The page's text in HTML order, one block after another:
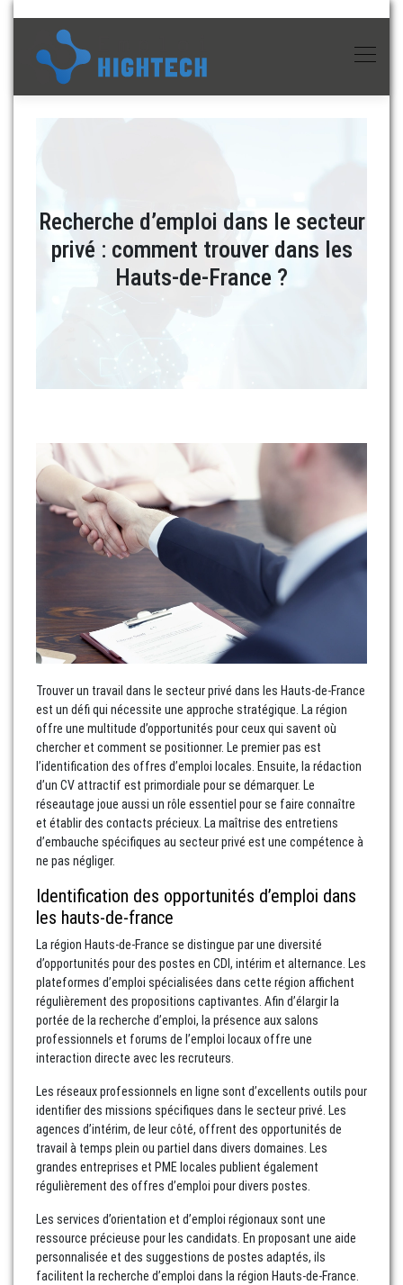
Recherche d’emploi dans le secteur
privé : comment trouver dans les
Hauts-de-France ?
Trouver un travail dans le secteur privé dans les Hauts-de-France
est un défi qui nécessite une approche stratégique. La région
offre une multitude d’opportunités pour ceux qui savent où
chercher et comment se positionner. Le premier pas est
l’identification des offres d’emploi locales. Ensuite, la rédaction
d’un CV attractif est primordiale pour se démarquer. Le
réseautage joue aussi un rôle essentiel pour se faire connaître
et établir des contacts précieux. La maîtrise des entretiens
d’embauche spécifiques au secteur privé est une compétence à
ne pas négliger.
Identification des opportunités d’emploi dans
les hauts-de-france
La région Hauts-de-France se distingue par une diversité
d’opportunités pour des postes en CDI, intérim et alternance. Les
plateformes d’emploi spécialisées dans cette région affichent
régulièrement des propositions captivantes. Afin d’élargir la
portée de la recherche d’emploi, la présence aux salons
professionnels et forums de l’emploi locaux offre une
interaction directe avec les recruteurs.
Les réseaux professionnels en ligne sont d’excellents outils pour
identifier des missions spécifiques dans le secteur privé. Les
agences d’intérim, de leur côté, offrent des opportunités de
travail à temps plein ou partiel dans divers domaines. Les
grandes entreprises et PME locales publient également
régulièrement des offres d’emploi pour divers postes.
Les services d’orientation et d’emploi régionaux sont une
ressource précieuse pour les candidats. En proposant une aide
personnalisée et des suggestions de postes adaptés, ils
facilitent la recherche d’emploi dans la région Hauts-de-France.